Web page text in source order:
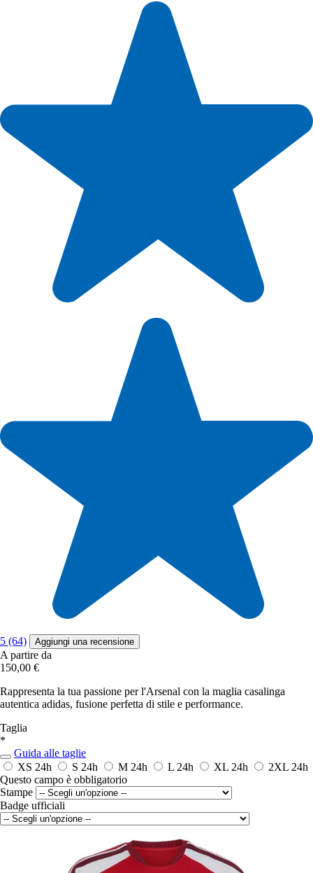
5 (64) Aggiungi una recensione
A partire da
150,00 €
Rappresenta la tua passione per l'Arsenal con la maglia casalinga
autentica adidas, fusione perfetta di stile e performance.
Taglia
*
Guida alle taglie
XS 24h S 24h M 24h L 24h XL 24h 2XL 24h
Questo campo è obbligatorio
Stampe
Badge ufficiali